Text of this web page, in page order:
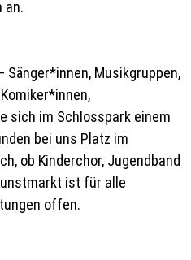
an.
Musikgruppen,
sich im Schlosspark einem
bei uns Platz im
ob Kinderchor, Jugendband
ist für alle
offen.